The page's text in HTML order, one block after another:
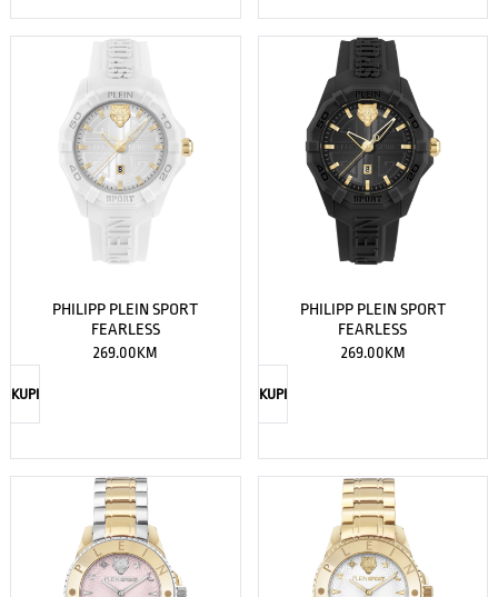
PHILIPP PLEIN SPORT
FEARLESS
269.00KM
KUPI
PHILIPP PLEIN SPORT
FEARLESS
269.00KM
KUPI